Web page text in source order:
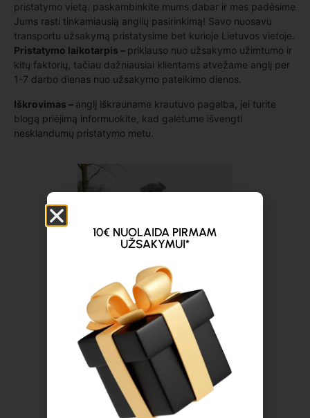
pristatymo vietą. paskambinkite mums dabar ir mes padėsime
Jums rasti tinkamiausią anglių pasirinkimą! Savo nuosavu
transportu užsakymą pristatysime bet kurioje Lietuvos vietoje.
Pristatymo laikotarpis – priklauso nuo užsakymo užimtumo ir
kitų faktorių, tačiau dažniausiai klientams atvežame anglį per
1-7 darbo dienas nuo užsakymo pateikimo dienos.
Iškrovimas – anglį iškrauname krautuvo pagalba, jei turite
blogą priėjimą informuokite, kad galėtume išvengti
nesklandumų pristatymo metu.
10€ NUOLAIDA PIRMAM
UŽSAKYMUI*